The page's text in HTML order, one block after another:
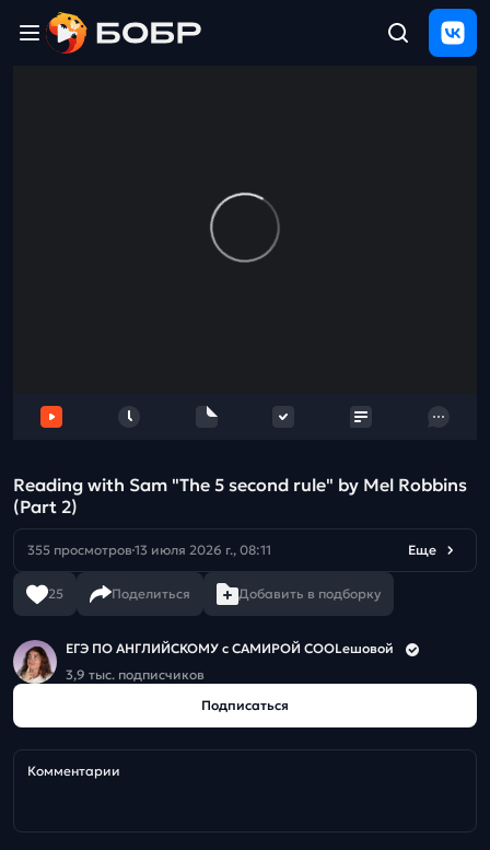
отзыв
Reading with Sam "The 5 second rule" by Mel Robbins
(Part 2)
355 просмотров 13 июля 2026 г., 08:11 Еще
25 Поделиться Добавить в подборку
ЕГЭ ПО АНГЛИЙСКОМУ с САМИРОЙ COOLешовой
3,9 тыс. подписчиков
Подписаться
Комментарии